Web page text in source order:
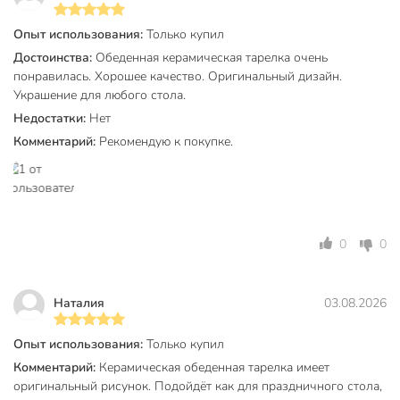
Обновите свою коллекцию посуды уже сегодня: добавьте в
корзину тарелку Daniks Ташкент и оцените безупречное
сочетание восточной эстетики и функциональности,
доступное по выгодной цене.
Частые вопросы:
Можно ли мыть тарелку Daniks Ташкент в
посудомоечной машине?
Качественное глазурованное покрытие устойчиво к
использовании.
Для каких блюд лучше всего подходит диаметр 23 см?
Диаметр 23 см является золотым стандартом для
обеденной тарелки. Она идеально подходит для подачи
Опыт использования: Только купил
Достоинства: Обеденная керамическая тарелка очень
понравилась. Хорошее качество. Оригинальный дизайн.
Украшение для любого стола.
Недостатки: Нет
Комментарий: Рекомендую к покупке.
0 0
Наталия 03.08.2026
Опыт использования: Только купил
Комментарий: Керамическая обеденная тарелка имеет
оригинальный рисунок. Подойдёт как для праздничного стола,